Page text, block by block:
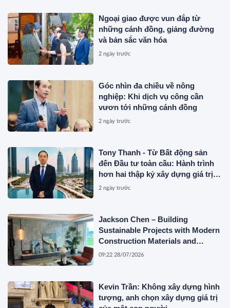
Ngoại giao được vun đắp từ
những cánh đồng, giảng đường
và bản sắc văn hóa
2 ngày trước
Góc nhìn đa chiều về nông
nghiệp: Khi dịch vụ công cần
vươn tới những cánh đồng
2 ngày trước
Tony Thanh - Từ Bất động sản
đến Đầu tư toàn cầu: Hành trình
hơn hai thập kỷ xây dựng giá trị
của một doanh nhân Việt tại Úc
2 ngày trước
Jackson Chen – Building
Sustainable Projects with Modern
Construction Materials and
Innovative Container Solutions
09:22 28/07/2026
Kevin Trần: Không xây dựng hình
tượng, anh chọn xây dựng giá trị